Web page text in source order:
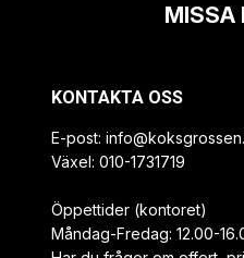
MISSA
KONTAKTA OSS
E-post:
Växel: 010-1731719
Öppettider (kontoret)
Måndag-Fredag: 12.00-